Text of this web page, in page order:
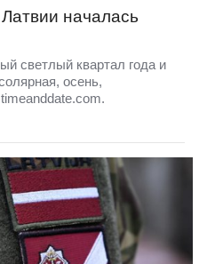
началась
светлый квартал года и
осень,